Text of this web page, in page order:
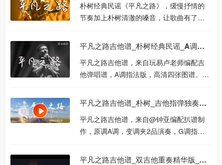
朴树经典民谣《平凡之路》，缓慢抒情的
节奏加上朴树清澈的嗓音，让歌曲有了淡
凡之路吉他谱分享，...
平凡之路吉他谱_朴树经典民谣_A调版吉他弹唱谱
平凡之路吉他谱，来自玩易卢老师编配吉
他弹唱谱，A调指法版，高清四张图谱。这
版本的曲谱，一般都...
平凡之路吉他谱_朴树_吉他指弹独奏六线谱
平凡之路吉他谱，来自@钟亚编配扒谱制
作，原调A调，变调夹2品演奏，G调指法
曲，改编指弹或者弹唱...
平凡之路吉他谱_双吉他重奏精华版_G调弹唱吉他谱